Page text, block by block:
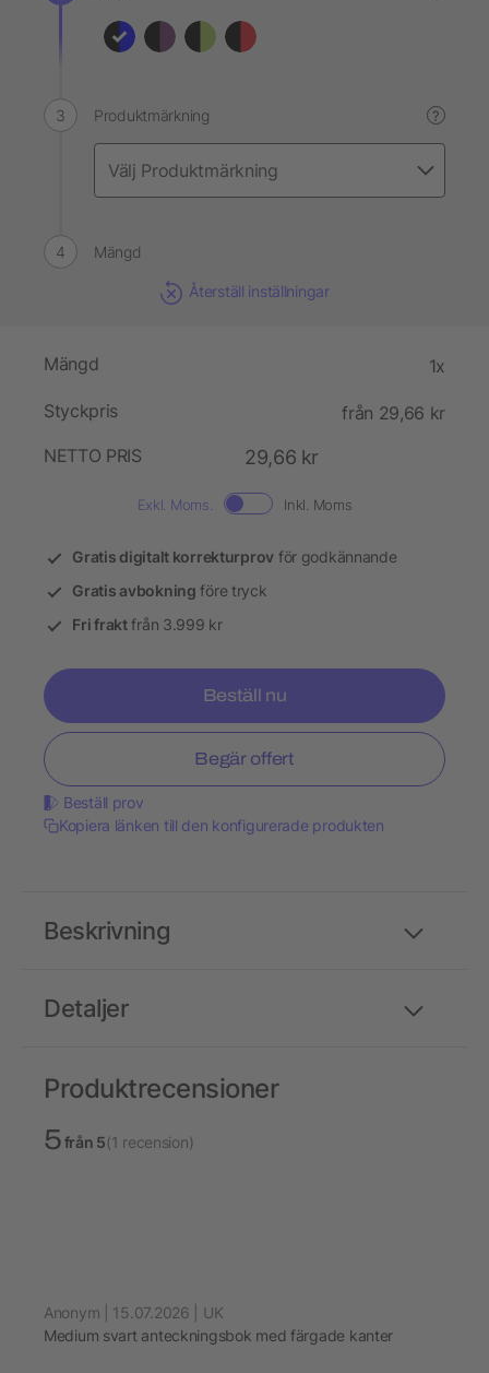
Produktmärkning ?
Mängd
Återställ inställningar
Mängd 1x
Styckpris
från 29,66 kr
NETTO PRIS
29,66 kr
Exkl. Moms. Inkl. Moms
Gratis digitalt korrekturprov för godkännande
Gratis avbokning före tryck
Fri fraktfrån 3.999 kr
Beställ nu
Begär offert
Beställ prov
Kopiera länken till den konfigurerade produkten
Detaljer
Beskrivning
Produktrecensioner
5från 5(1 recension)
Anonym | 15.07.2026 | UK
Medium svart anteckningsbok med färgade kanter